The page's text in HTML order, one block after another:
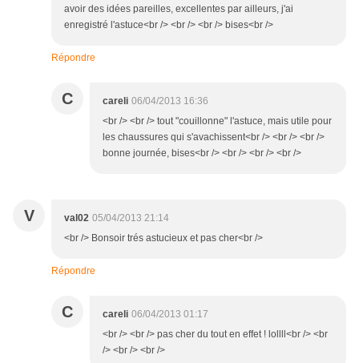
avoir des idées pareilles, excellentes par ailleurs, j'ai
enregistré l'astuce<br /> <br /> <br /> bises<br />
Répondre
C careli 06/04/2013 16:36
<br /> <br /> tout "couillonne" l'astuce, mais utile pour
les chaussures qui s'avachissent<br /> <br /> <br />
bonne journée, bises<br /> <br /> <br /> <br />
V val02 05/04/2013 21:14
<br /> Bonsoir trés astucieux et pas cher<br />
Répondre
C careli 06/04/2013 01:17
<br /> <br /> pas cher du tout en effet ! lollll<br /> <br
/> <br /> <br />